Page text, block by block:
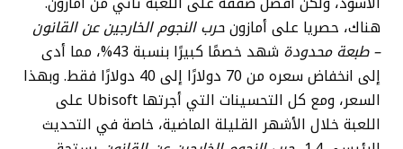
هناك، حصريا على أمازونحرب النجوم الخارجين عن القانون
– طبعة محدودة
شهد خصمًا كبيرًا بنسبة 43%، مما أدى
إلى انخفاض سعره من 70 دولارًا إلى 40 دولارًا فقط
. وبهذا
السعر، ومع كل التحسينات التي أجرتها Ubisoft على
اللعبة خلال الأشهر القليلة الماضية، خاصة في التحديث